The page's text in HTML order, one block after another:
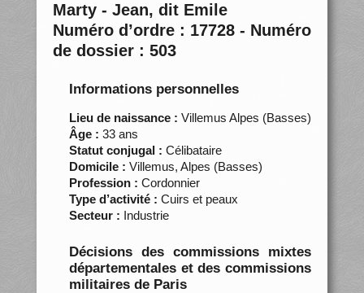
Marty - Jean, dit Emile
Numéro d’ordre : 17728 - Numéro
de dossier : 503
Informations personnelles
Lieu de naissance : Villemus Alpes (Basses)
Âge : 33 ans
Statut conjugal : Célibataire
Domicile : Villemus, Alpes (Basses)
Profession : Cordonnier
Type d’activité : Cuirs et peaux
Secteur : Industrie
Décisions des commissions mixtes
départementales et des commissions
militaires de Paris